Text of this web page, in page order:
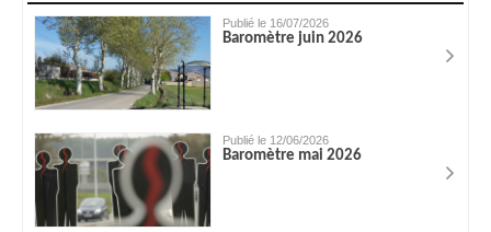
Publié le 16/07/2026
Baromètre juin 2026
Publié le 12/06/2026
Baromètre mai 2026